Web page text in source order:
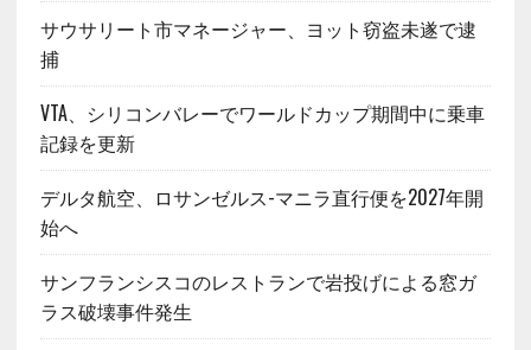
サウサリート市マネージャー、ヨット窃盗未遂で逮
捕
VTA、シリコンバレーでワールドカップ期間中に乗車
記録を更新
デルタ航空、ロサンゼルス-マニラ直行便を2027年開
始へ
サンフランシスコのレストランで岩投げによる窓ガ
ラス破壊事件発生